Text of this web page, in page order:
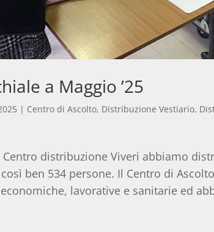
a Maggio ’25
| Centro di Ascolto, Distribuzione Vestiario,
distribuzione Viveri abbiamo
ben 534 persone. Il Centro di
lavorative e sanitarie ed